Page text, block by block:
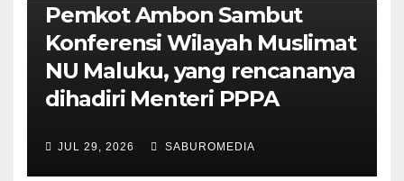
Pemkot Ambon Sambut
Konferensi Wilayah Muslimat
NU Maluku, yang rencananya
dihadiri Menteri PPPA
JUL 29, 2026 SABUROMEDIA